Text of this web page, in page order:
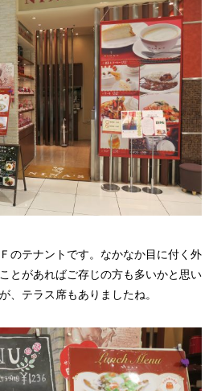
のテナントです。なかなか目に付く外
とがあればご存じの方も多いかと思い
、テラス席もありましたね。